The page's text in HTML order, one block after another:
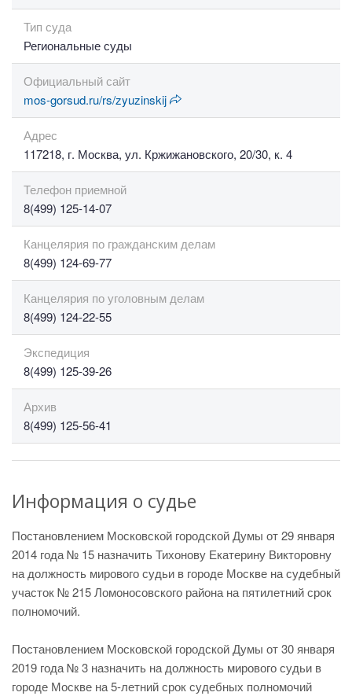
Тип суда
Региональные суды
Официальный сайт
mos-gorsud.ru/rs/zyuzinskij
Адрес
117218, г. Москва, ул. Кржижановского, 20/30, к. 4
Телефон приемной
8(499) 125-14-07
Канцелярия по гражданским делам
8(499) 124-69-77
Канцелярия по уголовным делам
8(499) 124-22-55
Экспедиция
8(499) 125-39-26
Архив
8(499) 125-56-41
Информация о судье
Постановлением Московской городской Думы от 29 января
2014 года № 15 назначить Тихонову Екатерину Викторовну
на должность мирового судьи в городе Москве на судебный
участок № 215 Ломоносовского района на пятилетний срок
полномочий.
Постановлением Московской городской Думы от 30 января
2019 года № 3 назначить на должность мирового судьи в
городе Москве на 5-летний срок судебных полномочий